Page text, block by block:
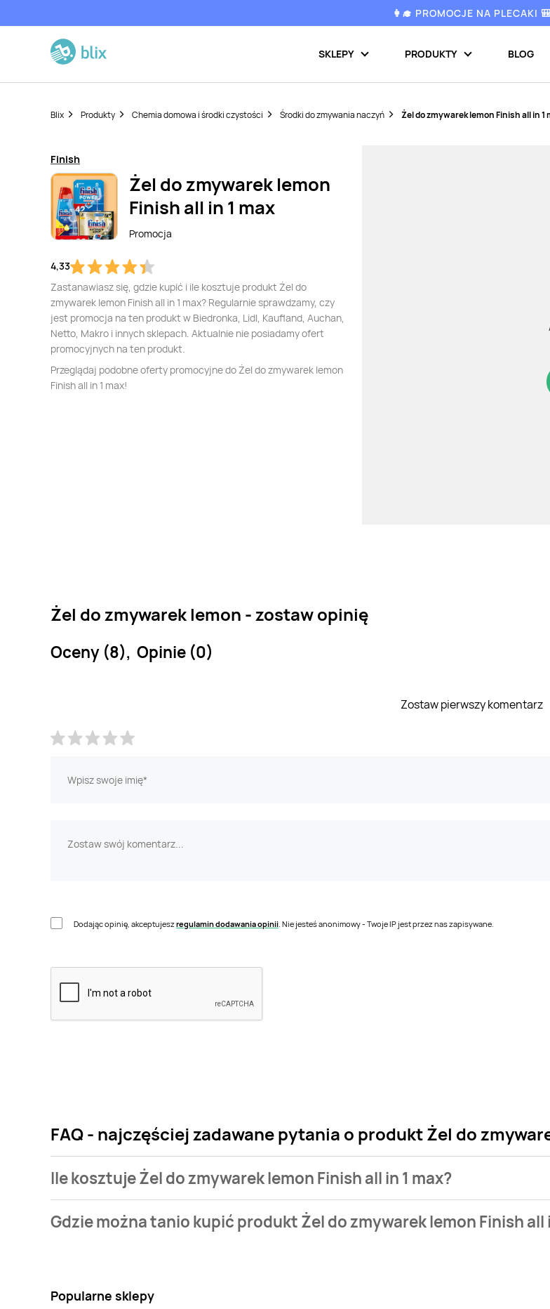
👩‍🎓 PROMOCJE NA PLECAKI 🎒
SKLEPY PRODUKTY BLOG
Blix Produkty Chemia domowa i środki czystości Środki do zmywania naczyń Żel do zmywarek lemon Finish all in 1
Finish
Żel do zmywarek lemon
Finish all in 1 max
Promocja
4,33
Zastanawiasz się, gdzie kupić i ile kosztuje produkt Żel do
zmywarek lemon Finish all in 1 max? Regularnie sprawdzamy, czy
jest promocja na ten produkt w Biedronka, Lidl, Kaufland, Auchan,
Netto, Makro i innych sklepach. Aktualnie nie posiadamy ofert
promocyjnych na ten produkt.
Przeglądaj podobne oferty promocyjne do Żel do zmywarek lemon
Finish all in 1 max!
Żel do zmywarek lemon - zostaw opinię
Oceny (8), Opinie (0)
Zostaw pierwszy komentarz
Dodając opinię, akceptujeszregulamin dodawania opinii . Nie jesteś anonimowy - Twoje IP jest przez nas zapisywane.
FAQ - najczęściej zadawane pytania o produkt Żel do
Ile kosztuje Żel do zmywarek lemon Finish all in 1 max?
zmywarek lemon Finish all in 1 max kosztuje od 25,99 zł do 39,99 zł.
Gdzie można tanio kupić produkt Żel do zmywarek lemon Finish all
Popularne sklepy